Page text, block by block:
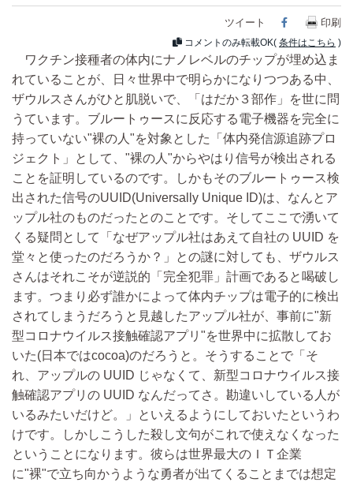
ツイート Facebook
印刷
コメントのみ転載OK( 条件はこちら )
ワクチン接種者の体内にナノレベルのチップが埋め込ま
れていることが、日々世界中で明らかになりつつある中、
ザウルスさんがひと肌脱いで、「はだか３部作」を世に問
うています。ブルートゥースに反応する電子機器を完全に
持っていない"裸の人"を対象とした「体内発信源追跡プロ
ジェクト」として、"裸の人"からやはり信号が検出される
ことを証明しているのです。しかもそのブルートゥース検
出された信号のUUID(Universally Unique ID)は、なんとア
ップル社のものだったとのことです。そしてここで湧いて
くる疑問として「なぜアップル社はあえて自社の UUID を
堂々と使ったのだろうか？」との謎に対しても、ザウルス
さんはそれこそが逆説的「完全犯罪」計画であると喝破し
ます。つまり必ず誰かによって体内チップは電子的に検出
されてしまうだろうと見越したアップル社が、事前に"新
型コロナウイルス接触確認アプリ"を世界中に拡散してお
いた(日本ではcocoa)のだろうと。そうすることで「そ
れ、アップルの UUID じゃなくて、新型コロナウイルス接
触確認アプリの UUID なんだってさ。勘違いしている人が
いるみたいだけど。」といえるようにしておいたというわ
けです。しかしこうした殺し文句がこれで使えなくなった
ということになります。彼らは世界最大のＩＴ企業
に"裸"で立ち向かうような勇者が出てくることまでは想定